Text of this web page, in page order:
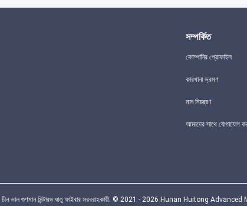
সম্পর্কিত
কোম্পানির প্রোফাইল
কারখানা ভ্রমণ
মান নিয়ন্ত্রণ
আমাদের সাথে যোগাযোগ
চীন ভাল গুণমান সিন্টারড ধাতু ফাইবার সরবরাহকারী. © 2021 - 2026 Hunan Huitong